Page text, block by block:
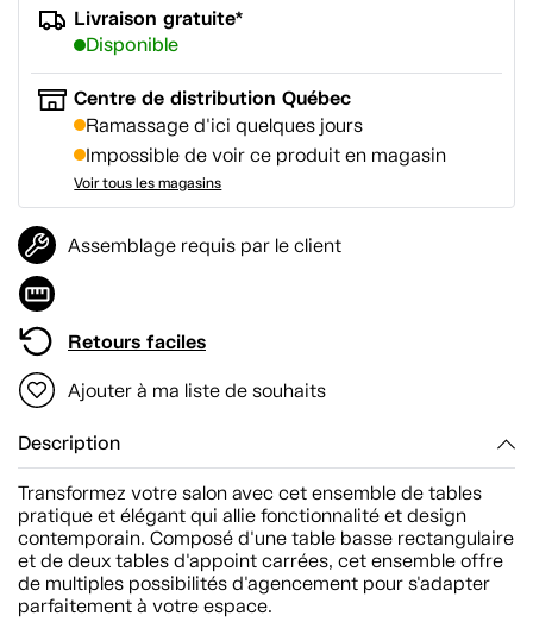
Livraison gratuite*
Disponible
Centre de distribution Québec
Ramassage d'ici quelques jours
Impossible de voir ce produit en magasin
Voir tous les magasins
Assemblage requis par le client
Retours faciles
Ajouter à ma liste de souhaits
Description
Transformez votre salon avec cet ensemble de tables
pratique et élégant qui allie fonctionnalité et design
contemporain. Composé d'une table basse rectangulaire
et de deux tables d'appoint carrées, cet ensemble offre
de multiples possibilités d'agencement pour s'adapter
parfaitement à votre espace.